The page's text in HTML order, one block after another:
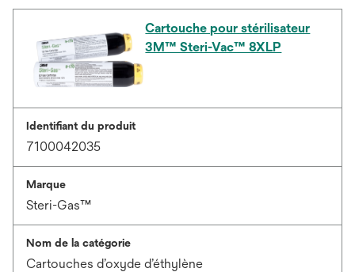
Cartouche pour stérilisateur
3M™ Steri-Vac™ 8XLP
Identifiant du produit
7100042035
Marque
Steri-Gas™
Nom de la catégorie
Cartouches d’oxyde d’éthylène